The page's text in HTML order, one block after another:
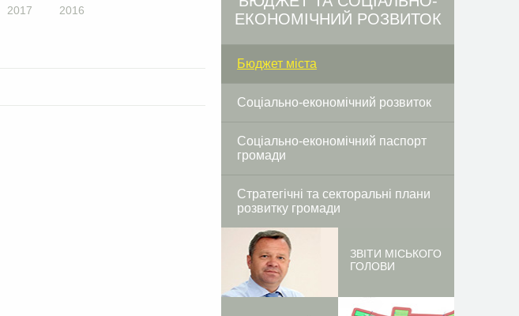
2017 2016
ЕКОНОМІЧНИЙ РОЗВИТОК
Бюджет міста
Соціально-економічний розвиток
Соціально-економічний паспорт
громади
Стратегічні та секторальні плани
розвитку громади
ЗВІТИ МІСЬКОГО
ГОЛОВИ